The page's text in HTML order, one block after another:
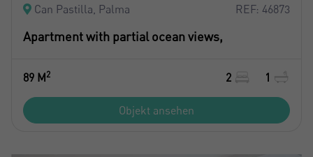
Can Pastilla, Palma REF: 46873
Apartment with partial ocean views,
89 M2 2 1
Objekt ansehen